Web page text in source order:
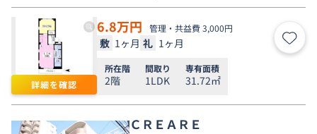
詳細を確認
6.8万円 管理・共益費 3,000円
敷 1ヶ月 礼 1ヶ月 お気
所在階
2階
間取り
1LDK
専有面積
31.72㎡
ＣＲＥＡＲＥ